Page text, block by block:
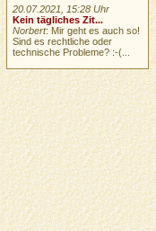
20.07.2021, 15:28 Uhr
Kein tägliches Zit...
Norbert: Mir geht es auch so!
Sind es rechtliche oder
technische Probleme? :-(...